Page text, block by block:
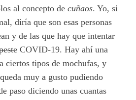
al concepto de cuñaos. Yo, si
diría que son esas personas
y de las que hay que intentar
COVID-19. Hay ahí una
ciertos tipos de mochufas, y
muy a gusto pudiendo
paso diciendo unas cuantas